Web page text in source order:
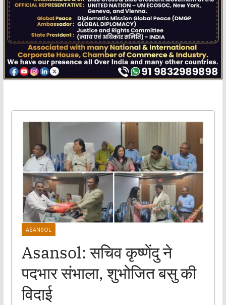
ASANSOL
Asansol: सचिव कृष्णेंदु ने
पदभार संभाला, शुभोजित बसु की
विदाई